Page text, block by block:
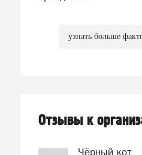
узнать больше
Отзывы к
Чёрный кот